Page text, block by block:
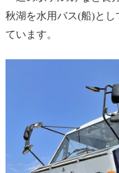
秋湖を水用バス(船)と
ています。